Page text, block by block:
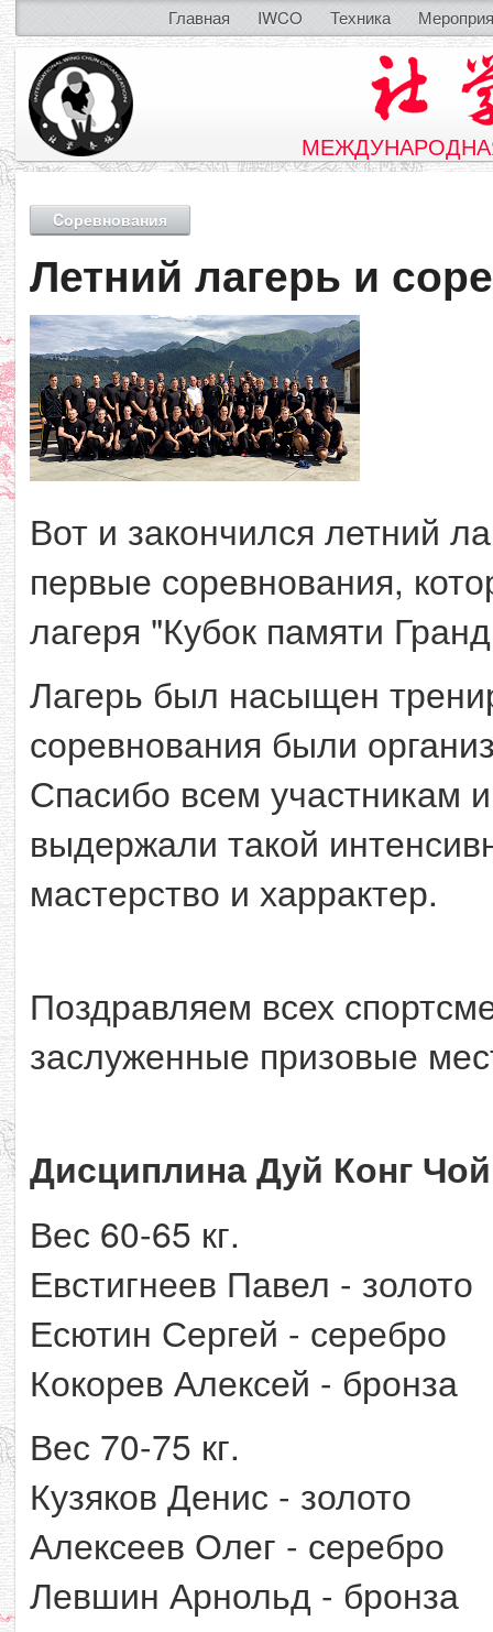
Главная IWCO Техника
Cоревнования
Летний лагерь и
Вот и закончился летний
первые соревнования,
лагеря "Кубок памяти
Лагерь был насыщен
соревнования были
Спасибо всем участникам
выдержали такой
мастерство и харрактер.
Поздравляем всех
заслуженные призовые
Дисциплина Дуй Конг
Вес 60-65 кг.
Евстигнеев Павел - золото
Есютин Сергей - серебро
Кокорев Алексей - бронза
Вес 70-75 кг.
Кузяков Денис - золото
Алексеев Олег - серебро
Левшин Арнольд - бронза